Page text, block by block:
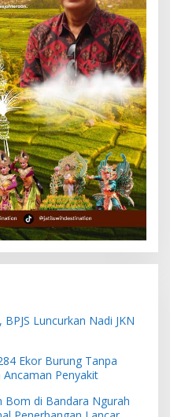
Luncurkan Nadi JKN
Ekor Burung Tanpa
Penyakit
Bom di Bandara Ngurah